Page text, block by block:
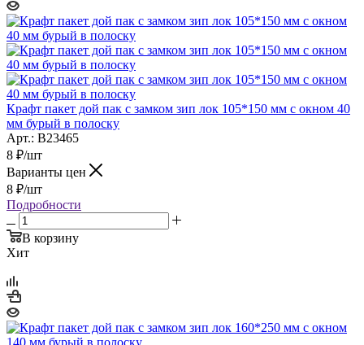
Крафт пакет дой пак с замком зип лок 105*150 мм с окном 40
мм бурый в полоску
Арт.: B23465
8 ₽/шт
Варианты цен
8 ₽/шт
Подробности
В корзину
Хит